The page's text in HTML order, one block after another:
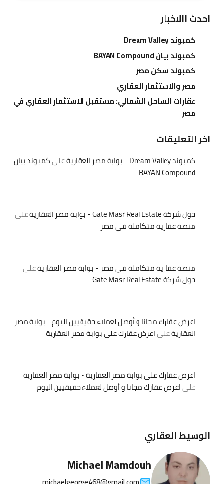
احدث االاخبار
كمبوند Dream Valley
كمبوند بيان BAYAN Compound
كمبوند سكن مصر
مصر والاستثمار العقاري
عقارات الساحل الشمالي: مستقبل الاستثمار العقاري في
مصر
اخر التعليقات
كمبوند Dream Valley - بوابة مصر العقارية علىكمبوند بيان
BAYAN Compound
حول شركة Gate Masr Real Estate - بوابة مصر العقارية
على
منصة عقارية متكاملة في مصر
منصة عقارية متكاملة في مصر - بوابة مصر العقاريةعلى
حول شركة Gate Masr Real Estate
اعرض عقارك مجانا و أوصل لعملاء حقيقيين اليوم - بوابة مصر
العقاريةعلىاعرض عقارك على بوابة مصر العقارية
اعرض عقارك على بوابة مصر العقارية - بوابة مصر العقارية
علىاعرض عقارك مجانا و أوصل لعملاء حقيقيين اليوم
الوسيط العقاري
Michael Mamdouh